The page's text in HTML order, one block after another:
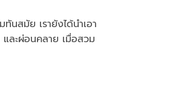
นสมัย เรายังได้นำเอา
ละผ่อนคลาย เมื่อสวม